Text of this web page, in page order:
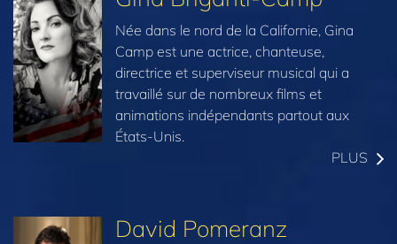
Née dans le nord de la Californie, Gina
Camp est une actrice, chanteuse,
directrice et superviseur musical qui a
travaillé sur de nombreux films et
animations indépendants partout aux
États-Unis.
PLUS
David Pomeranz